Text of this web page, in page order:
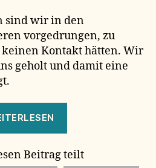
sind wir in den
vorgedrungen, zu
Kontakt hätten. Wir
geholt und damit eine
Beitrag teilt